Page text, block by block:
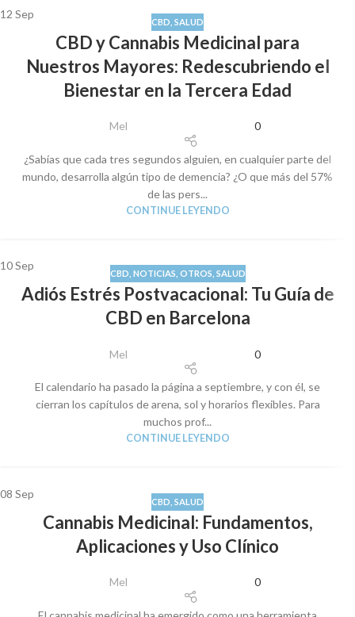
12 Sep
CBD SALUD
CBD y Cannabis Medicinal para
Nuestros Mayores: Redescubriendo el
Bienestar en la Tercera Edad
Mel 0
¿Sabías que cada tres segundos alguien, en cualquier parte del
mundo, desarrolla algún tipo de demencia? ¿O que más del 57%
de las pers...
CONTINUE LEYENDO
10Sep
CBD NOTICIAS OTROS SALUD
Adiós Estrés Postvacacional: Tu Guía de
CBD en Barcelona
Mel 0
El calendario ha pasado la página a septiembre, y con él, se
cierran los capítulos de arena, sol y horarios flexibles. Para
muchos prof...
CONTINUE LEYENDO
08 Sep
CBD SALUD
Cannabis Medicinal: Fundamentos,
Aplicaciones y Uso Clínico
Mel 0